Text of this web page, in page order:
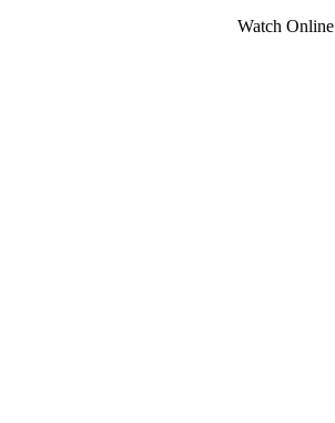
Watch Online